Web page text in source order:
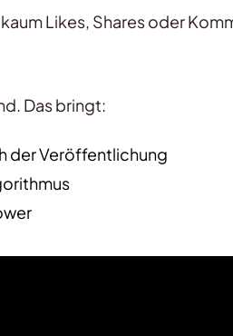
Likes, Shares oder
Das bringt:
der Veröffentlichung